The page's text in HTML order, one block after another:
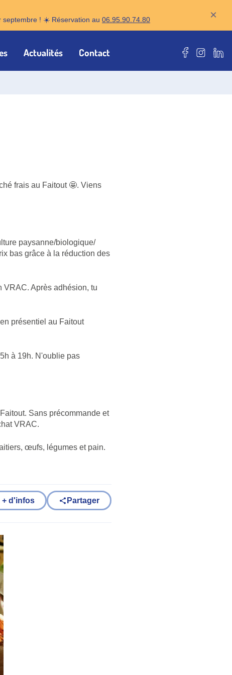
septembre ! ☀️ Réservation au 06.95.90.74.80 ×
Actualités Contact Notre page
Notre
frais au Faitout 🤩. Viens
paysanne/biologique/
bas grâce à la réduction des
VRAC. Après adhésion, tu
présentiel au Faitout
à 19h. N'oublie pas
Sans précommande et
VRAC.
œufs, légumes et pain.
+ d'infos Partager